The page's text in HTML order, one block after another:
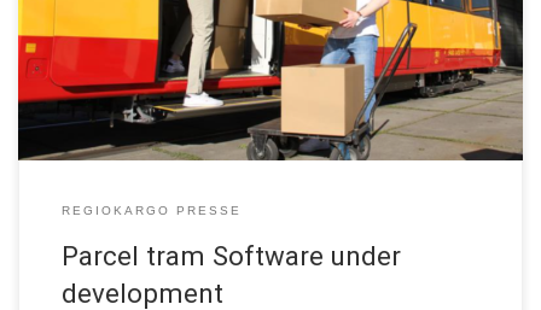
Metro Report International 12.07.2021
REGIOKARGO PRESSE
Parcel tram Software under
development